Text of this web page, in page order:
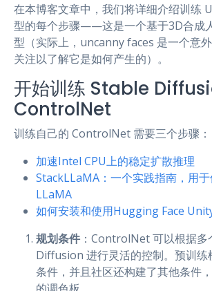
在本博客文章中，我们将详细介绍训练
型的每个步骤——这是一个基于3D合成
型（实际上，uncanny faces 是一个意
关注以了解它是如何产生的）。
开始训练 Stable
ControlNet
训练自己的 ControlNet 需要三个步骤：
加速Intel CPU上的稳定扩散推理
StackLLaMA：一个实践指南，用于
LLaMA
如何安装和使用Hugging Face
规划条件 ：ControlNet 可以根据多
Diffusion 进行灵活的控制。预训练
条件，并且社区还构建了其他条件